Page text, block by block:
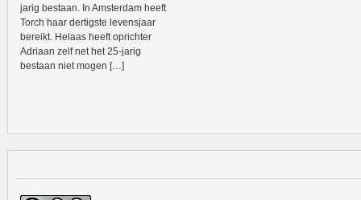
jarig bestaan. In Amsterdam heeft
Torch haar dertigste levensjaar
bereikt. Helaas heeft oprichter
Adriaan zelf net het 25-jarig
bestaan niet mogen […]